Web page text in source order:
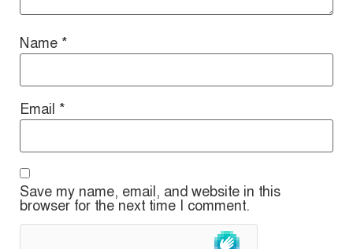
Name *
Email *
Save my name, email, and website in this
browser for the next time I comment.